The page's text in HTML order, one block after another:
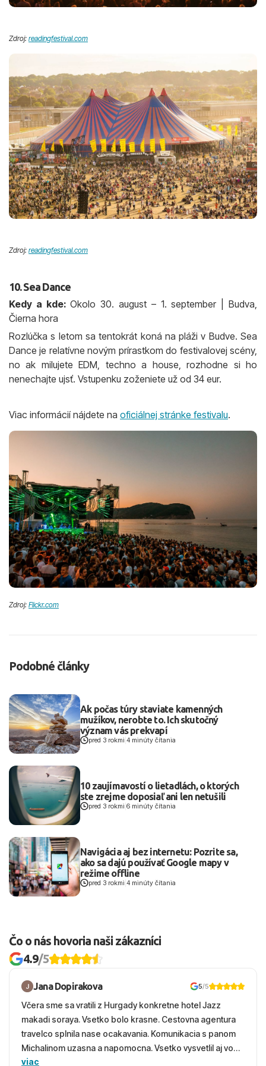
Zdroj: readingfestival.com
Zdroj: readingfestival.com
10. Sea Dance
Kedy a kde:Okolo 30. august – 1. september | Budva,
Čierna hora
Rozlúčka s letom sa tentokrát koná na pláži v Budve. Sea
Dance je relatívne novým prírastkom do festivalovej scény,
no ak milujete EDM, techno a house, rozhodne si ho
nenechajte ujsť. Vstupenku zoženiete už od 34 eur.
Viac informácií nájdete na oficiálnej stránke festivalu.
Zdroj: Flickr.com
Podobné články
Ak počas túry staviate kamenných
mužíkov, nerobte to. Ich skutočný
význam vás prekvapí
pred 3 rokmi 4 minúty čítania
10 zaujímavostí o lietadlách, o ktorých
ste zrejme doposiaľ ani len netušili
pred 3 rokmi 6 minúty čítania
Navigácia aj bez internetu: Pozrite sa,
ako sa dajú používať Google mapy v
režime offline
pred 3 rokmi 4 minúty čítania
Čo o nás hovoria naši zákazníci
4.9/5
Jana Dopirakova 5/5
Včera sme sa vratili z Hurgady konkretne hotel Jazz
makadi soraya. Vsetko bolo krasne. Cestovna agentura
travelco splnila nase ocakavania. Komunikacia s panom
Michalinom uzasna a napomocna. Vsetko vysvetlil aj vo
vecernych hodinach zaco sa ospravedlnujem. Hotel
viac